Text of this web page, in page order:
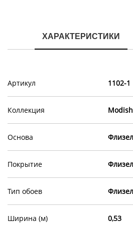
ХАРАКТЕРИСТИКИ
Артикул 1102-1
Коллекция Modish
Основа
Покрытие
Тип обоев
Ширина (м) 0,53